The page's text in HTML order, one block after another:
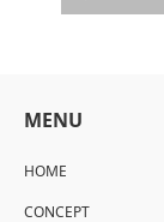
MENU
HOME
CONCEPT